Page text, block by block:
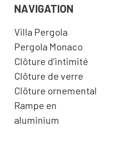
NAVIGATION
Villa Pergola
Pergola Monaco
Clôture d’intimité
Clôture de verre
Clôture ornemental
Rampe en
aluminium